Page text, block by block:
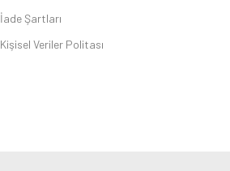
İade Şartları
Kişisel Veriler Politası